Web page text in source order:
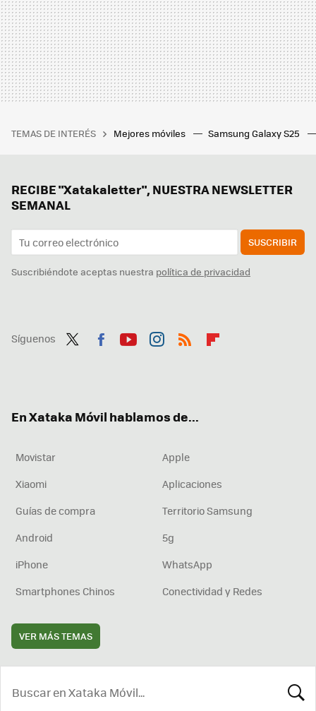
TEMAS DE INTERÉS Mejores móviles Samsung Galaxy S25
RECIBE "Xatakaletter", NUESTRA NEWSLETTER
SEMANAL
SUSCRIBIR
Suscribiéndote aceptas nuestra política de privacidad
Síguenos
En Xataka Móvil hablamos de...
Movistar
Apple
Xiaomi
Aplicaciones
Guías de compra
Territorio Samsung
Android
5g
iPhone
WhatsApp
Smartphones Chinos
Conectividad y Redes
VER MÁS TEMAS